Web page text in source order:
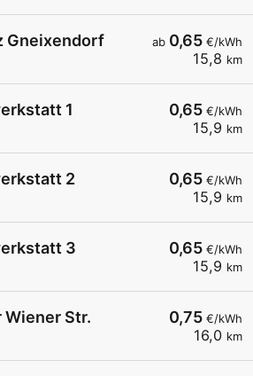
ab 0,65 €/kWh
15,8 km
Gneixendorf
0,65 €/kWh
15,9 km
1
0,65 €/kWh
15,9 km
2
0,65 €/kWh
15,9 km
3
0,75 €/kWh
16,0 km
Wiener Str.